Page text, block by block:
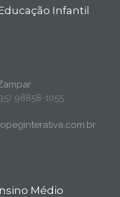
Infantil
98858-1055
Médio